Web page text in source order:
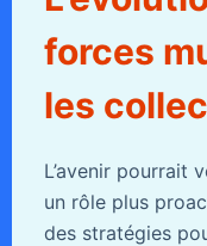
forces
les
L’avenir pourrait
un rôle plus
des stratégies